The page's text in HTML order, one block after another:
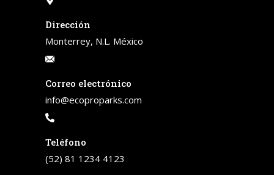
Dirección
Monterrey, N.L. México
Correo electrónico
info@ecoproparks.com
Teléfono
(52) 81 1234 4123